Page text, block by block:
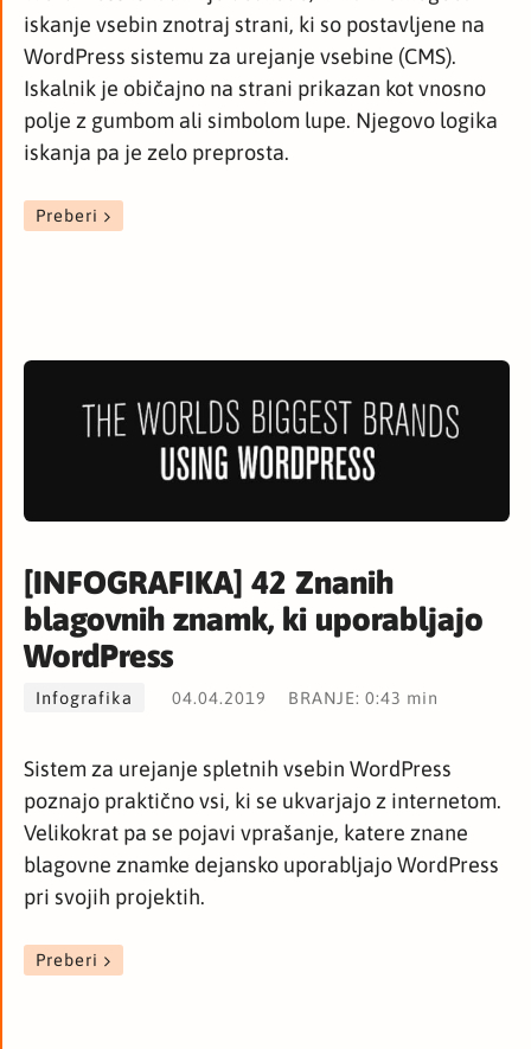
iskanje vsebin znotraj strani, ki so postavljene na
WordPress sistemu za urejanje vsebine (CMS).
Iskalnik je običajno na strani prikazan kot vnosno
polje z gumbom ali simbolom lupe. Njegovo logika
iskanja pa je zelo preprosta.
Preberi
[INFOGRAFIKA] 42 Znanih
blagovnih znamk, ki uporabljajo
WordPress
Infografika 04.04.2019 BRANJE: 0:43 min
Sistem za urejanje spletnih vsebin WordPress
poznajo praktično vsi, ki se ukvarjajo z internetom.
Velikokrat pa se pojavi vprašanje, katere znane
blagovne znamke dejansko uporabljajo WordPress
pri svojih projektih.
Preberi